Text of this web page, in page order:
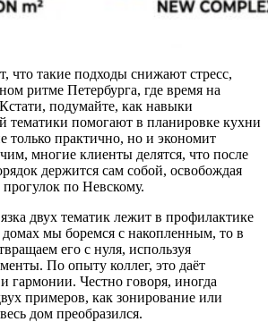
что такие подходы снижают стресс,
ритме Петербурга, где время на
подумайте, как навыки
тематики помогают в планировке кухни
только практично, но и экономит
многие клиенты делятся, что после
держится сам собой, освобождая
по Невскому.
двух тематик лежит в профилактике
домах мы боремся с накопленным, то в
его с нуля, используя
По опыту коллег, это даёт
гармонии. Честно говоря, иногда
примеров, как зонирование или
дом преобразился.